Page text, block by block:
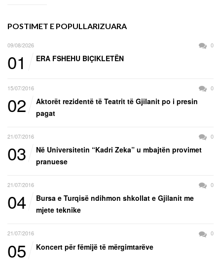
POSTIMET E POPULLARIZUARA
09/08/2026 0
01 ERA FSHEHU BIÇIKLETËN
15/07/2016 0
02
Aktorët rezidentë të Teatrit të Gjilanit po i presin
pagat
21/07/2016 0
03
Në Universitetin “Kadri Zeka” u mbajtën provimet
pranuese
21/07/2016 0
04
Bursa e Turqisë ndihmon shkollat e Gjilanit me
mjete teknike
21/07/2016 0
05 Koncert për fëmijë të mërgimtarëve